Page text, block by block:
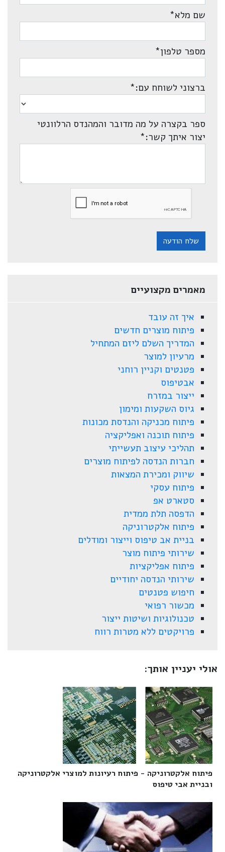
שם מלא*
מספר טלפון*
ברצוני לשוחח עם:*
ספר בקצרה על מה מדובר והמהנדס הרלוונטי
יצור איתך קשר:*
שלח הודעה
מאמרים מקצועיים
איך זה עובד
פיתוח מוצרים חדשים
המדריך השלם ליזם המתחיל
מרעיון למוצר
פטנטים וקניין רוחני
אבטיפוס
ייצור במזרח
גיוס השקעות ומימון
פיתוח מכניקה והנדסת מכונות
פיתוח תוכנה ואפליקציה
תהליכי עיצוב תעשייתי
חברות הנדסה לפיתוח מוצרים
שיווק ומכירת המצאות
פיתוח עסקי
סטארט אפ
הדפסה תלת ממדית
פיתוח אלקטרוניקה
בניית אב טיפוס וייצור ומודלים
שירותי פיתוח מוצר
פיתוח אפליקציות
שירותי הנדסה יחודיים
חיפוש פטנטים
מכשור רפואי
טכנולוגיות ושיטות ייצור
פרויקטים ללא מטרות רווח
אולי יעניין אותך:
פיתוח אלקטרוניקה - פיתוח רעיונות למוצרי אלקטרוניקה
ובניית אבי טיפוס‎